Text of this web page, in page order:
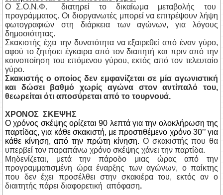
Ο Σ.Ο.Ν.Φ. διατηρεί το δικαίωμα μεταβολής του
προγράμματος. Οι διοργανωτές μπορεί να επιτρέψουν λήψη
φωτογραφιών στη διάρκεια των αγώνων, για λόγους
δημοσιότητας.
Σκακιστής έχει την δυνατότητα να εξαιρεθεί από έναν γύρο,
αφού το ζητήσει έγκαιρα από τον διαιτητή και πριν από την
κοινοποίηση του επόμενου γύρου, εκτός από τον τελευταίο
γύρο.
Σκακιστής ο οποίος δεν εμφανίζεται σε μία αγωνιστική
και δώσει βαθμό χωρίς αγώνα στον αντίπαλό του,
θεωρείται ότι αποσύρεται από το τουρνουά.
ΧΡΟΝΟΣ ΣΚΕΨΗΣ
Ο χρόνος σκέψης ορίζεται 90 λεπτά για την ολοκλήρωση της
παρτίδας, για κάθε σκακιστή, με προστιθέμενο χρόνο 30’’ για
κάθε κίνηση, από την πρώτη κίνηση. Ο σκακιστής που θα
υπερβεί τον παραπάνω χρόνο σκέψης χάνει την παρτίδα.
Μηδενίζεται, μετά την πάροδο μιας ώρας από την
προγραμματισμένη ώρα έναρξης των αγώνων, ο παίκτης
που δεν έχει προσέλθει στην σκακιέρα του, εκτός αν ο
διαιτητής πάρει διαφορετική απόφαση.